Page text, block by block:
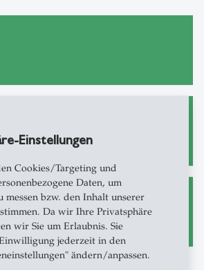
Einstellungen
Cookies/Targeting und
Daten, um
messen bzw. den Inhalt unserer
Da wir Ihre Privatsphäre
wir Sie um Erlaubnis. Sie
jederzeit in den
ändern/anpassen.